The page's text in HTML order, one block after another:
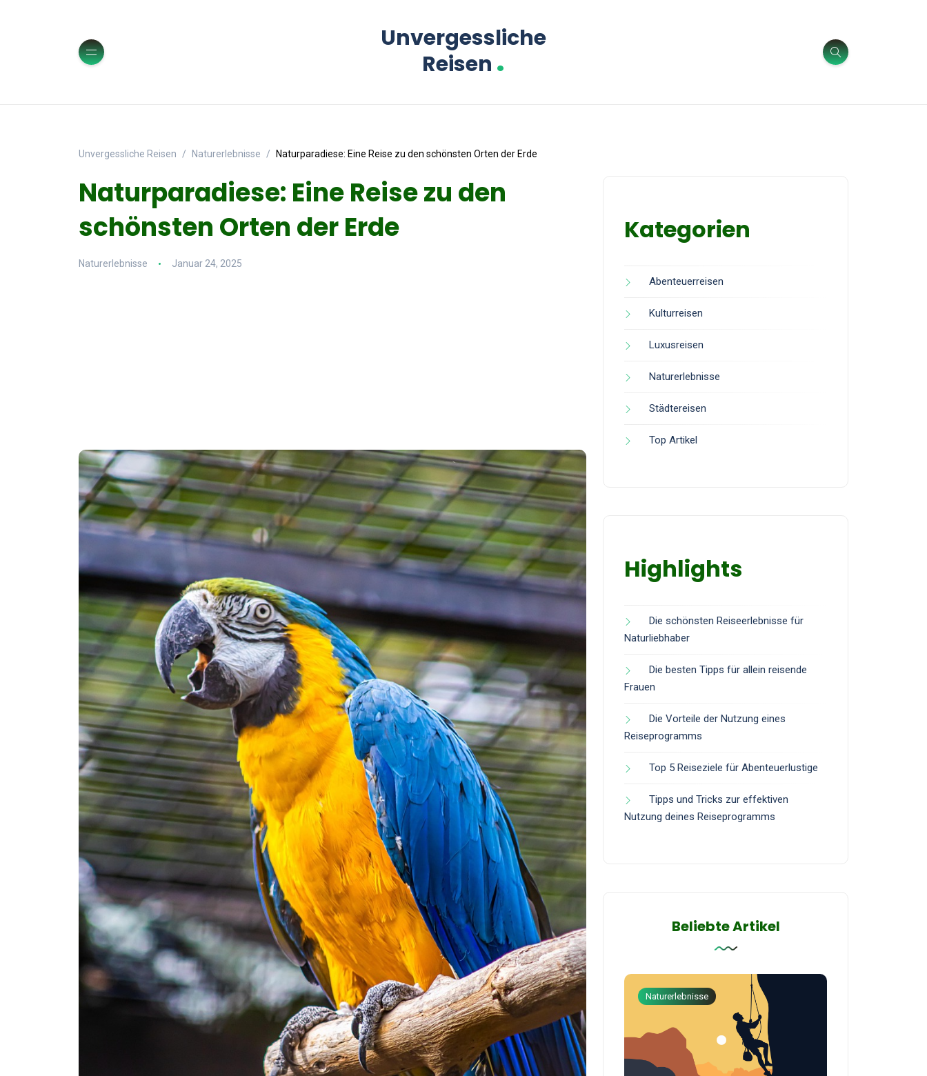
Unvergessliche
Reisen .
Unvergessliche Reisen Naturerlebnisse Naturparadiese: Eine Reise zu den schönsten Orten der Erde
Naturparadiese: Eine Reise zu den
schönsten Orten der Erde
Naturerlebnisse Januar 24, 2025
Kategorien
Abenteuerreisen
Kulturreisen
Luxusreisen
Naturerlebnisse
Städtereisen
Top Artikel
Highlights
Die schönsten Reiseerlebnisse für
Naturliebhaber
Die besten Tipps für allein reisende
Frauen
Die Vorteile der Nutzung eines
Reiseprogramms
Top 5 Reiseziele für Abenteuerlustige
Tipps und Tricks zur effektiven
Nutzung deines Reiseprogramms
Beliebte Artikel
Top Artikel Naturerlebnisse